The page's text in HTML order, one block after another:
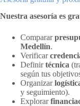
Nuestra asesoría es
Comparar
Medellín.
Verificar
Definirtécnica
según tus
Organizar
y seguimiento).
Explorar